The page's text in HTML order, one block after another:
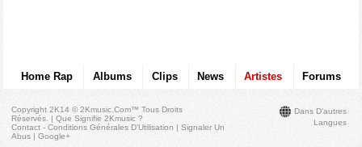
Home Rap Albums Clips News Artistes Forums
Dans D'autres
Langues
Copyright 2K14 © 2Kmusic.com™Tous Droits
Réservés . |Que Signifie 2Kmusic ?
Contact - Conditions Générales D'Utilisation |Signaler Un
Abus |Google+